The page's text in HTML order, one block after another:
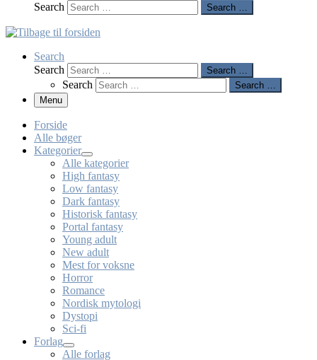
Search
Search …
Search
Search
Search …
Search
Search …
Menu
Forside
Alle bøger
Kategorier
Alle kategorier
High fantasy
Low fantasy
Dark fantasy
Historisk fantasy
Portal fantasy
Young adult
New adult
Mest for voksne
Horror
Romance
Nordisk mytologi
Dystopi
Sci-fi
Forlag
Alle forlag